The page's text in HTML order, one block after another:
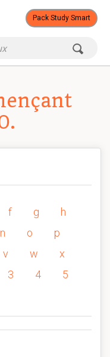
Pack Study Smart
f g
h
n o
p
v w
x
3 4
5